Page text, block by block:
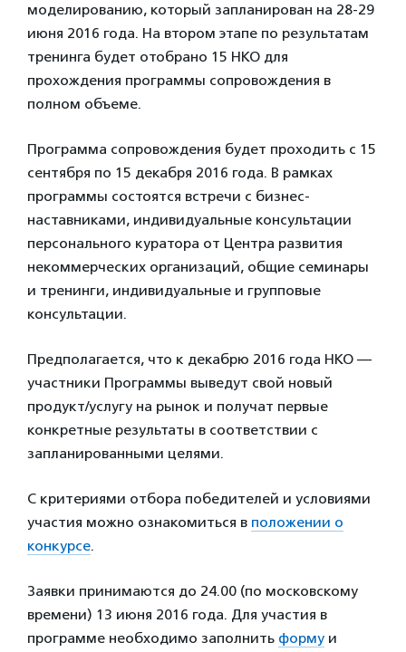
моделированию, который запланирован на 28-29
июня 2016 года. На втором этапе по результатам
тренинга будет отобрано 15 НКО для
прохождения программы сопровождения в
полном объеме.
Программа сопровождения будет проходить с 15
сентября по 15 декабря 2016 года. В рамках
программы состоятся встречи с бизнес-
наставниками, индивидуальные консультации
персонального куратора от Центра развития
некоммерческих организаций, общие семинары
и тренинги, индивидуальные и групповые
консультации.
Предполагается, что к декабрю 2016 года НКО —
участники Программы выведут свой новый
продукт/услугу на рынок и получат первые
конкретные результаты в соответствии с
запланированными целями.
С критериями отбора победителей и условиями
участия можно ознакомиться в положении о
конкурсе.
Заявки принимаются до 24.00 (по московскому
времени) 13 июня 2016 года. Для участия в
программе необходимо заполнить форму и